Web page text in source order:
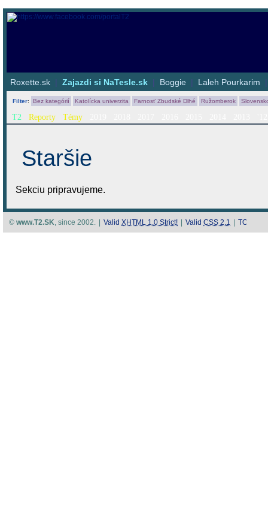
Roxette.sk | Zajazdi si NaTesle.sk | Boggie | Laleh Pourkarim
Filter: Bez kategórií Katolícka univerzita Farnosť Zbudské Dlhé Ružomberok
T2 Reporty Témy
Staršie
Sekciu pripravujeme.
© www.T2.SK, since 2002. Valid XHTML 1.0 Strict! Valid CSS 2.1